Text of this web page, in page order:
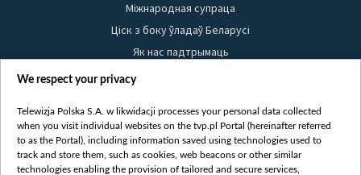
Міжнародная супраца
Ціск з боку ўладаў Беларусі
Як нас падтрымаць
Правілы выкарыстання матэрыялаў
Бяспека
Youtube
Белсат news
We respect your privacy
Telewizja Polska S.A. w likwidacji processes your personal data collected
when you visit individual websites on the tvp.pl Portal (hereinafter referred
to as the Portal), including information saved using technologies used to
track and store them, such as cookies, web beacons or other similar
technologies enabling the provision of tailored and secure services,